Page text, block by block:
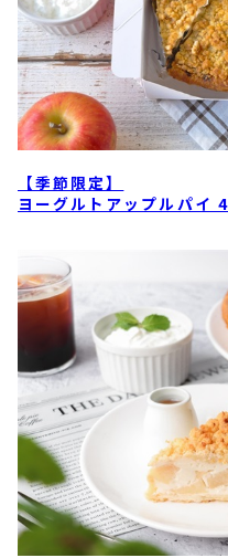
【季節限定】
ヨーグルトアップルパイ